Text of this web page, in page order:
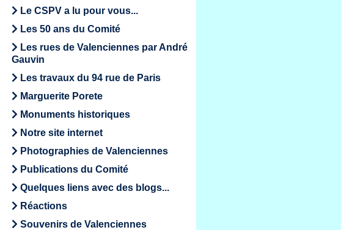
Le CSPV a lu pour vous...
Les 50 ans du Comité
Les rues de Valenciennes par André
Gauvin
Les travaux du 94 rue de Paris
Marguerite Porete
Monuments historiques
Notre site internet
Photographies de Valenciennes
Publications du Comité
Quelques liens avec des blogs...
Réactions
Souvenirs de Valenciennes